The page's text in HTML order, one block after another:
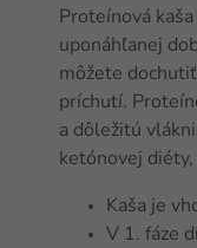
Proteínová
uponáhľanej
môžete
príchutí.
a dôležitú
ketónovej diéty,
Kaša je
V 1. fáze